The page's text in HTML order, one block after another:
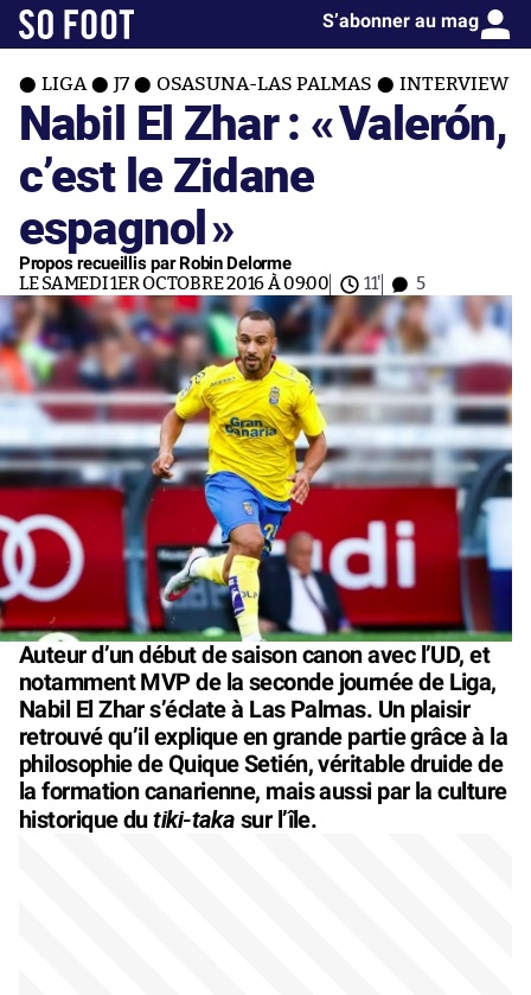
S’abonner au mag
LIGA J7 OSASUNA-LAS PALMAS INTERVIEW
Nabil El Zhar : «Valerón,
c’est le Zidane
espagnol»
Propos recueillis par Robin Delorme
LE SAMEDI 1ER OCTOBRE 2016 À 09:00 11' 5
Auteur d’un début de saison canon avec l’UD, et
notamment MVP de la seconde journée de Liga,
Nabil El Zhar s’éclate à Las Palmas. Un plaisir
retrouvé qu’il explique en grande partie grâce à la
philosophie de Quique Setién, véritable druide de
la formation canarienne, mais aussi par la culture
historique dutiki-taka sur l’île.